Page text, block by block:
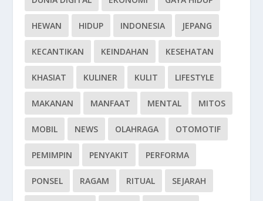
HEWAN HIDUP INDONESIA JEPANG
KECANTIKAN KEINDAHAN KESEHATAN
KHASIAT KULINER KULIT LIFESTYLE
MAKANAN MANFAAT MENTAL MITOS
MOBIL NEWS OLAHRAGA OTOMOTIF
PEMIMPIN PENYAKIT PERFORMA
PONSEL RAGAM RITUAL SEJARAH